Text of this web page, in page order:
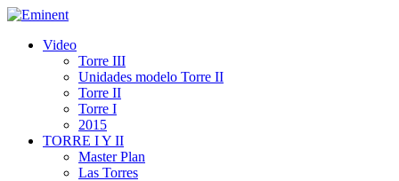
Video
Torre III
Unidades modelo Torre II
Torre II
Torre I
2015
TORRE I Y II
Master Plan
Las Torres